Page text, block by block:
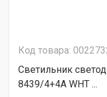
Код товара:
Светильник
8439/4+4A WHT ...